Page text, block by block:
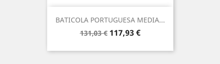
BATICOLA PORTUGUESA MEDIA...
Precio
131,03 € Precio
117,93 €